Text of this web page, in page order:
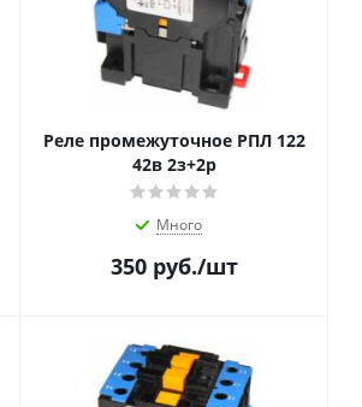
Реле промежуточное РПЛ 122
42в 2з+2р
Много
350 руб./шт